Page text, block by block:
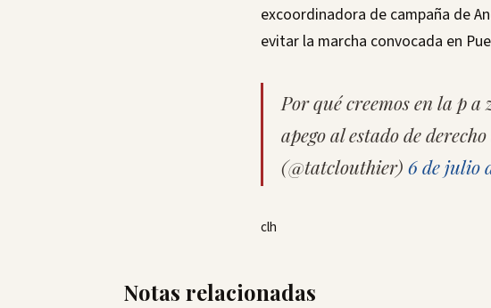
excoordinadora de campaña de
evitar la marcha convocada en
Por qué creemos en la p a
apego al estado de derecho
(@tatclouthier) 6 de julio
clh
Notas relacionadas